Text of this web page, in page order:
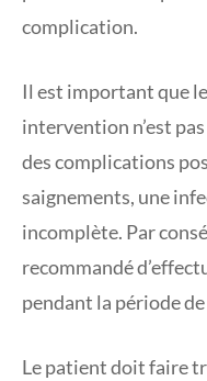
complication.
Il est important que
intervention n’est
des complications
saignements, une
incomplète. Par
recommandé
pendant la période
Le patient doit faire